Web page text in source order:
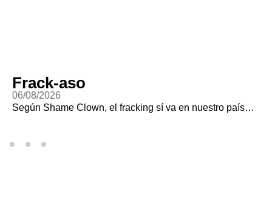
Frack-aso
06/08/2026
Según Shame Clown, el fracking sí va en nuestro país…